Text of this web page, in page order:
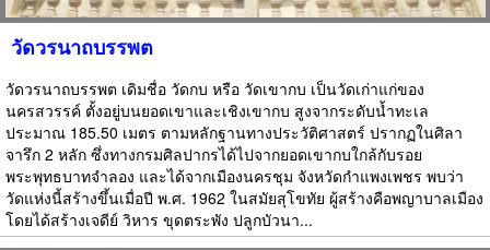
วัดวรนาถบรรพต
วัดวรนาถบรรพต เดิมชื่อ วัดกบ หรือ วัดเขากบ เป็นวัดเก่าแก่ของ
นครสวรรค์ ตั้งอยู่บนยอดเขาและเชิงเขากบ สูงจากระดับน้ำทะเล
ประมาณ 185.50 เมตร ตามหลักฐานทางประวัติศาสตร์ ปรากฏในศิลา
จารึก 2 หลัก ซึ่งทางกรมศิลปากรได้ไปจากยอดเขากบใกล้กับรอย
พระพุทธบาทจำลอง และได้จากเมืองนครชุม จังหวัดกำแพงเพชร พบว่า
วัดแห่งนี้สร้างขึ้นเมื่อปี พ.ศ. 1962 ในสมัยสุโขทัย ผู้สร้างคือพญาบาลเมือง
โดยได้สร้างเจดีย์ วิหาร ขุดตระพัง ปลูกบัวนา...